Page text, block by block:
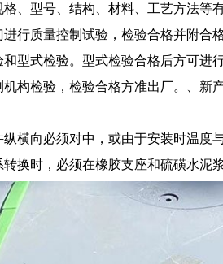
、型号、结构、材料、工艺方法
行质量控制试验，检验合格并附合
型式检验。型式检验合格后方可进
构检验，检验合格方准出厂。、新
横向必须对中，或由于安装时温
换时，必须在橡胶支座和硫磺水泥